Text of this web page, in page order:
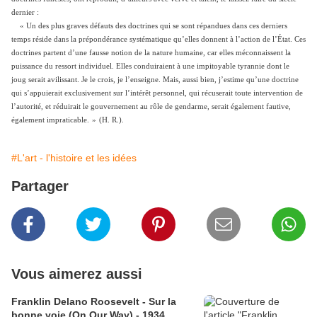
dernier :
« Un des plus graves défauts des doctrines qui se sont répandues dans ces derniers
temps réside dans la prépondérance systématique qu’elles donnent à l’action de l’État. Ces
doctrines partent d’une fausse notion de la nature humaine, car elles méconnaissent la
puissance du ressort individuel. Elles conduiraient à une impitoyable tyrannie dont le
joug serait avilissant. Je le crois, je l’enseigne. Mais, aussi bien, j’estime qu’une doctrine
qui s’appuierait exclusivement sur l’intérêt personnel, qui récuserait toute intervention de
l’autorité, et réduirait le gouvernement au rôle de gendarme, serait également fautive,
également impraticable.
» (H. R.).
#L'art - l'histoire et les idées
Partager
Vous aimerez aussi
Franklin Delano Roosevelt - Sur la